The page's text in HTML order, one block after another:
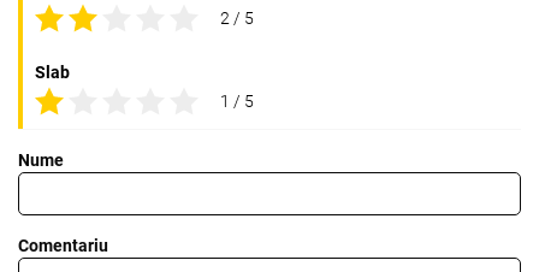
2 / 5
Slab
1 / 5
Nume
Comentariu